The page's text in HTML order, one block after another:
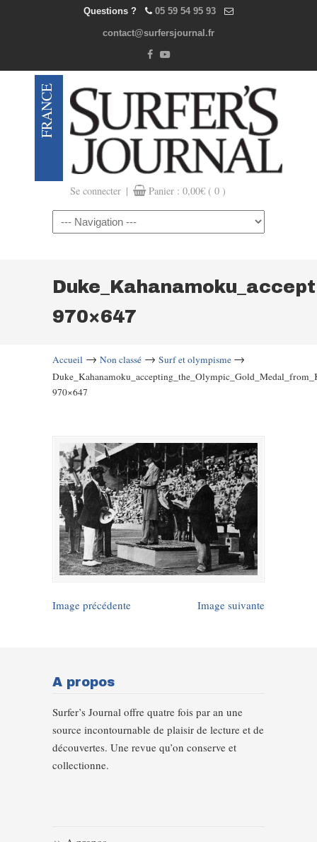
Questions ? 05 59 54 95 93
contact@surfersjournal.fr
Se connecter | Panier : 0,00€ ( 0 )
Navigation
970×647
Accueil → Non classé → Surf et olympisme →
970×647
Image précédente Image suivante
A propos
Surfer’s Journal offre quatre fois par an une
source incontournable de plaisir de lecture et de
découvertes. Une revue qu’on conserve et
collectionne.